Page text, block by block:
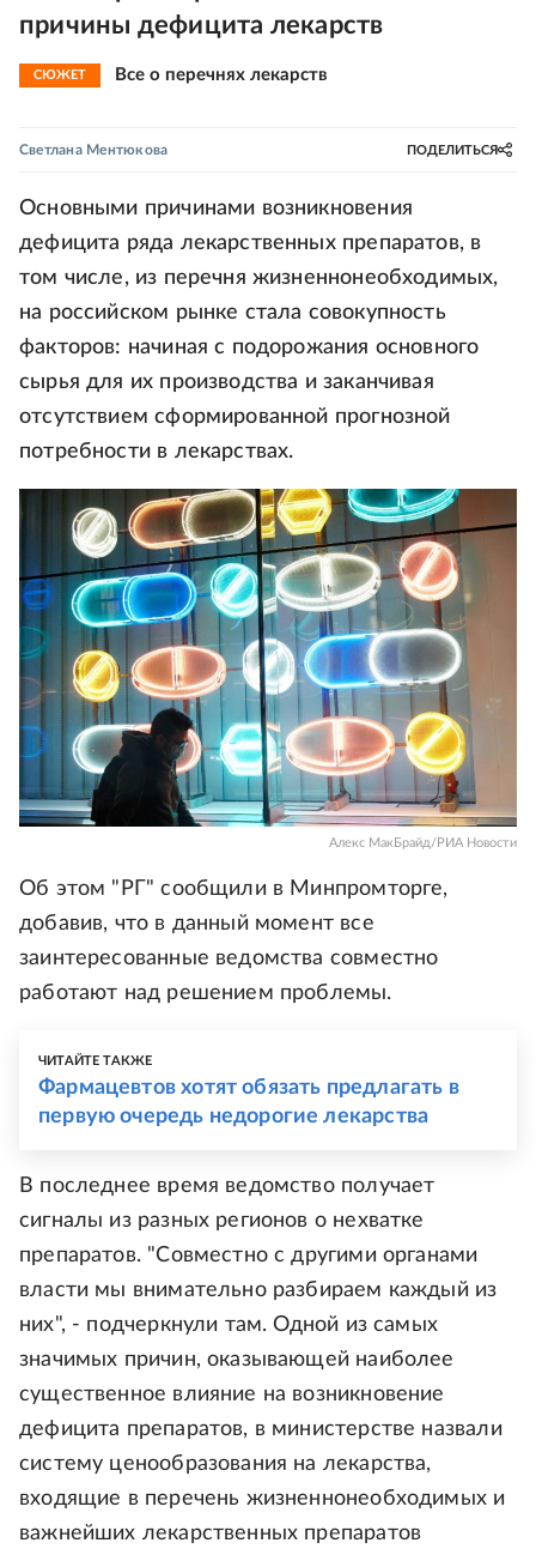
причины дефицита лекарств
СЮЖЕТ Все о перечнях лекарств
Светлана Ментюкова ПОДЕЛИТЬСЯ
Основными причинами возникновения
дефицита ряда лекарственных препаратов, в
том числе, из перечня жизненнонеобходимых,
на российском рынке стала совокупность
факторов: начиная с подорожания основного
сырья для их производства и заканчивая
отсутствием сформированной прогнозной
потребности в лекарствах.
Алекс МакБрайд/РИА Новости
Об этом "РГ" сообщили в Минпромторге,
добавив, что в данный момент все
заинтересованные ведомства совместно
работают над решением проблемы.
ЧИТАЙТЕ ТАКЖЕ
Фармацевтов хотят обязать предлагать в
первую очередь недорогие лекарства
В последнее время ведомство получает
сигналы из разных регионов о нехватке
препаратов. "Совместно с другими органами
власти мы внимательно разбираем каждый из
них", - подчеркнули там. Одной из самых
значимых причин, оказывающей наиболее
существенное влияние на возникновение
дефицита препаратов, в министерстве назвали
систему ценообразования на лекарства,
входящие в перечень жизненнонеобходимых и
важнейших лекарственных препаратов